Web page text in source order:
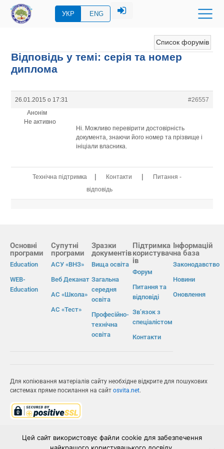
УКР ENG
Список форумів
Відповідь у темі: серія та номер
диплома
26.01.2015 о 17:31
#26557
Анонім
Не активно
Ні. Можливо перевірити достовірність
документа, знаючи його номер та прізвище і
ініціали власника.
Технічна підтримка | Контакти |
Питання -
відповідь
Основні
програми
Education
WEB-
Education
Супутні
програми
АСУ «ВНЗ»
Веб Деканат
АС «Школа»
АС «Тест»
Зразки
документів
Вища освіта
Загальна
середня
освіта
Професійно-
технічна
освіта
Підтримка
користувач
ів
Форум
Питання та
відповіді
Зв’язок з
спеціалістом
Контакти
Інформацій
на база
Законодавство
Новини
Оновлення
Для копіювання матеріалів сайту необхідне відкрите для пошукових
системах пряме посилання на сайт osvita.net.
Цей сайт використовує файли cookie для забезпечення